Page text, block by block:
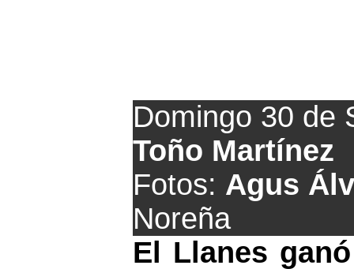
Domingo 30 de
Toño Martínez
Fotos: Agus
Noreña
El Llanes